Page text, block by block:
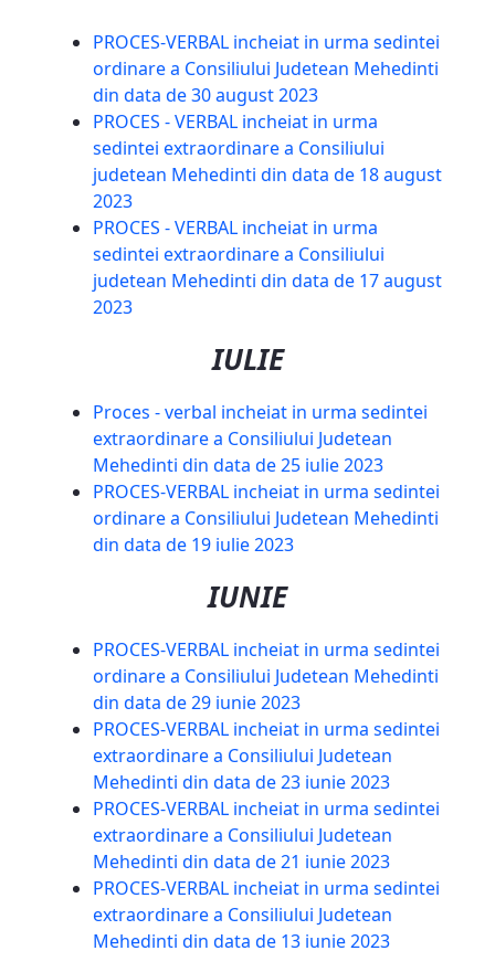
PROCES-VERBAL incheiat in urma sedintei
ordinare a Consiliului Judetean Mehedinti
din data de 30 august 2023
PROCES - VERBAL incheiat in urma
sedintei extraordinare a Consiliului
judetean Mehedinti din data de 18 august
2023
PROCES - VERBAL incheiat in urma
sedintei extraordinare a Consiliului
judetean Mehedinti din data de 17 august
2023
IULIE
Proces - verbal incheiat in urma sedintei
extraordinare a Consiliului Judetean
Mehedinti din data de 25 iulie 2023
PROCES-VERBAL incheiat in urma sedintei
ordinare a Consiliului Judetean Mehedinti
din data de 19 iulie 2023
IUNIE
PROCES-VERBAL incheiat in urma sedintei
ordinare a Consiliului Judetean Mehedinti
din data de 29 iunie 2023
PROCES-VERBAL incheiat in urma sedintei
extraordinare a Consiliului Judetean
Mehedinti din data de 23 iunie 2023
PROCES-VERBAL incheiat in urma sedintei
extraordinare a Consiliului Judetean
Mehedinti din data de 21 iunie 2023
PROCES-VERBAL incheiat in urma sedintei
extraordinare a Consiliului Judetean
Mehedinti din data de 13 iunie 2023